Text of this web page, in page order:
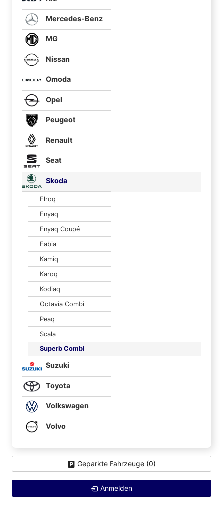
Mercedes-Benz
MG
Nissan
Omoda
Opel
Peugeot
Renault
Seat
Skoda
Elroq
Enyaq
Enyaq Coupé
Fabia
Kamiq
Karoq
Kodiaq
Octavia Combi
Peaq
Scala
Superb Combi
Suzuki
Toyota
Volkswagen
Volvo
Geparkte Fahrzeuge (0)
Anmelden